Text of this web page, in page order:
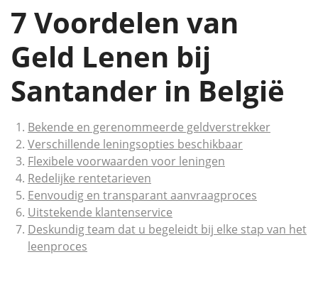
7 Voordelen van
Geld Lenen bij
Santander in België
Bekende en gerenommeerde geldverstrekker
Verschillende leningsopties beschikbaar
Flexibele voorwaarden voor leningen
Redelijke rentetarieven
Eenvoudig en transparant aanvraagproces
Uitstekende klantenservice
Deskundig team dat u begeleidt bij elke stap van het
leenproces